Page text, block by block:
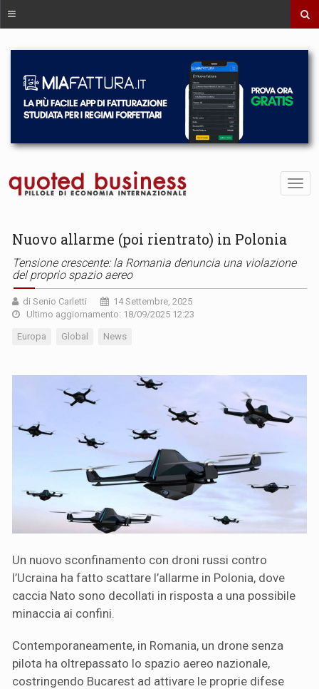
Nuovo allarme (poi rientrato) in Polonia
Tensione crescente: la Romania denuncia una violazione
del proprio spazio aereo
di Senio Carletti
14 Settembre, 2025
Ultimo aggiornamento: 18/09/2025 12:23
Europa Global News
Un nuovo sconfinamento con droni russi contro
l’Ucraina ha fatto scattare l’allarme in Polonia, dove
caccia Nato sono decollati in risposta a una possibile
minaccia ai confini.
Contemporaneamente, in Romania, un drone senza
pilota ha oltrepassato lo spazio aereo nazionale,
costringendo Bucarest ad attivare le proprie difese